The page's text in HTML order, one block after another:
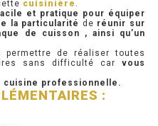
cuisinière .
et pratique pour équiper
la particularité de réunir sur
de cuisson , ainsi qu’un
permettre de réaliser toutes
sans difficulté car vous
cuisine professionnelle.
: